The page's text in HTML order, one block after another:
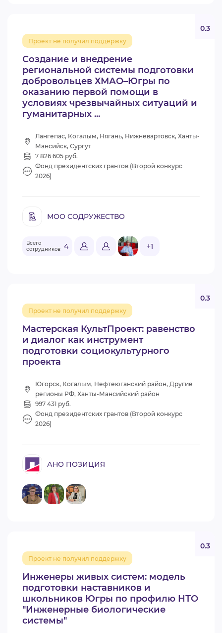
Создание и внедрение
региональной системы подготовки
добровольцев ХМАО–Югры по
оказанию первой помощи в
условиях чрезвычайных ситуаций и
гуманитарных ...
Проект не получил поддержку
0.3
Лангепас, Когалым, Нягань, Нижневартовск, Ханты-
Мансийск, Сургут
7 826 605 руб.
Фонд президентских грантов (Второй конкурс
2026)
МОО СОДРУЖЕСТВО
Всего
сотрудников 4 +1
Мастерская КультПроект: равенство
и диалог как инструмент
подготовки социокультурного
проекта
Проект не получил поддержку
0.3
Югорск, Когалым, Нефтеюганский район, Другие
регионы РФ, Ханты-Мансийский район
997 431 руб.
Фонд президентских грантов (Второй конкурс
2026)
АНО ПОЗИЦИЯ
Инженеры живых систем: модель
подготовки наставников и
школьников Югры по профилю НТО
"Инженерные биологические
системы"
Проект не получил поддержку
0.3